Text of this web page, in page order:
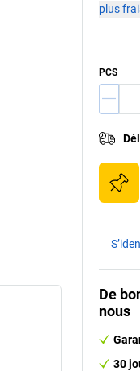
plus
PCS
De
nous
30